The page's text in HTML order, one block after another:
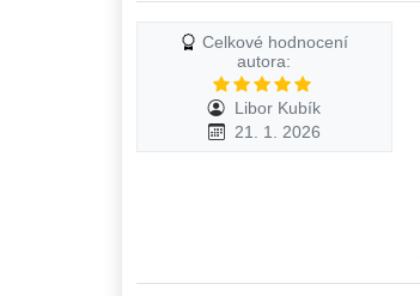
Celkové hodnocení
autora:
Libor Kubík
21. 1. 2026